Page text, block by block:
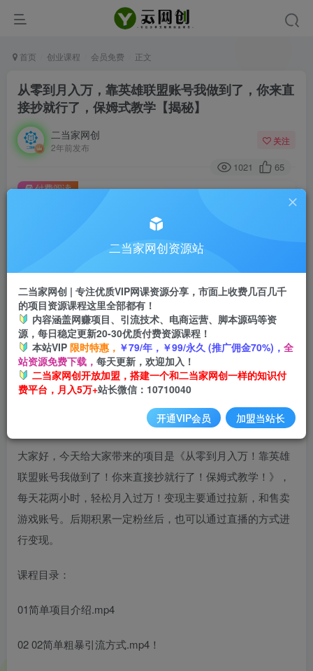
首页 创业课程 会员免费 正文
从零到月入万，靠英雄联盟账号我做到了，你来直
接抄就行了，保姆式教学【揭秘】
二当家网创
2年前发布
关注
1021 65
此内容为付费阅读，请付费后查看
9.9
付费阅读
从零到月入万，靠英雄联盟账号我做到了，你来直接抄就行
了，保姆式教学【揭秘】
大家好，今天给大家带来的项目是《从零到月入万！靠英雄
联盟账号我做到了！你来直接抄就行了！保姆式教学！》，
每天花两小时，轻松月入过万！变现主要通过拉新，和售卖
游戏账号。后期积累一定粉丝后，也可以通过直播的方式进
行变现。
课程目录：
01简单项目介绍.mp4
02 02简单粗暴引流方式.mp4！
二当家网创资源站
二当家网创 | 专注优质VIP网课资源分享，市面上收费几百几千
的项目资源课程这里全部都有！
内容涵盖网赚项目、引流技术、电商运营、脚本源码等资
源，每日稳定更新20-30优质付费资源课程！
本站VIP 限时特惠， ￥79/年，￥99/永久 (推广佣金70%)， 全
站资源免费下载， 每天更新，欢迎加入！
二当家网创开放加盟，搭建一个和二当家网创一样的知识付
费平台，月入5万+站长微信：10710040
开通VIP会员 加盟当站长